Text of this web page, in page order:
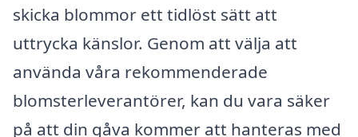
skicka blommor ett tidlöst sätt att
uttrycka känslor. Genom att välja att
använda våra rekommenderade
blomsterleverantörer, kan du vara säker
på att din gåva kommer att hanteras med